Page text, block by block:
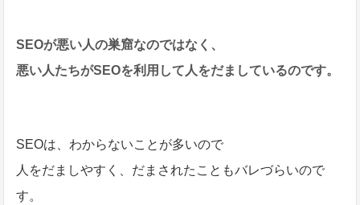
SEOが悪い人の巣窟なのではなく、
悪い人たちがSEOを利用して人をだましているのです。
SEOは、わからないことが多いので
人をだましやすく、だまされたこともバレづらいので
す。